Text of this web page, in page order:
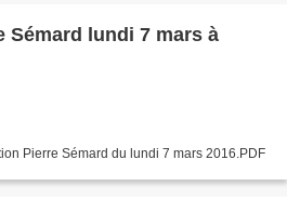
Sémard lundi 7 mars à
Pierre Sémard du lundi 7 mars 2016.PDF